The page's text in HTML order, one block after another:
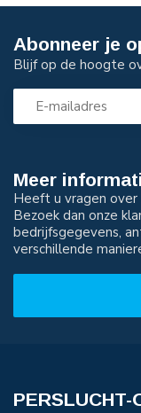
Meer
Heeft u vragen
Bezoek dan onze
bedrijfsgegevens,
verschillende
Abonneer je
Blijf op de hoogte
PERSLUCHT-